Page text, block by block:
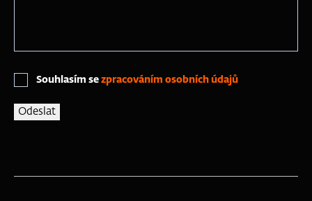
Souhlasím se zpracováním osobních údajů